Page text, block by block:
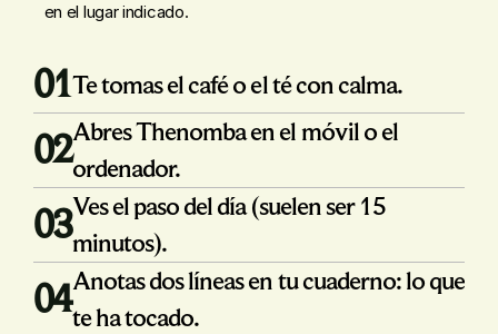
en el lugar indicado.
01Te tomas el café o el té con calma.
02Abres Thenomba en el móvil o el
ordenador.
03Ves el paso del día (suelen ser 15
minutos).
04Anotas dos líneas en tu cuaderno: lo que
te ha tocado.